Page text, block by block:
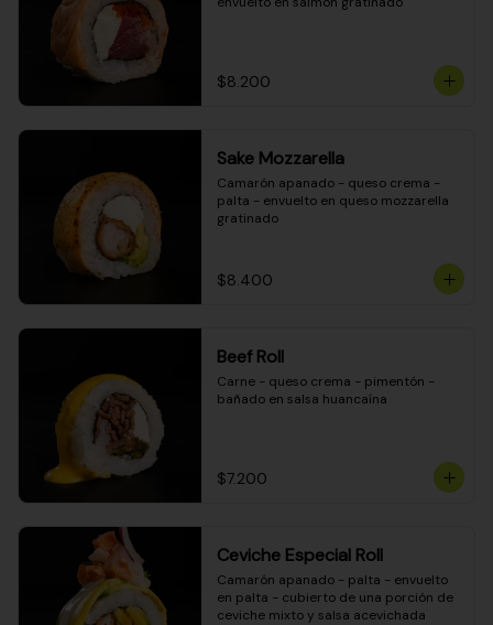
$8.200
Sake Mozzarella
Camarón apanado - queso crema -
palta - envuelto en queso mozzarella
gratinado
$8.400
Beef Roll
Carne - queso crema - pimentón -
bañado en salsa huancaína
$7.200
Ceviche Especial Roll
Camarón apanado - palta - envuelto
en palta - cubierto de una porción de
ceviche mixto y salsa acevichada